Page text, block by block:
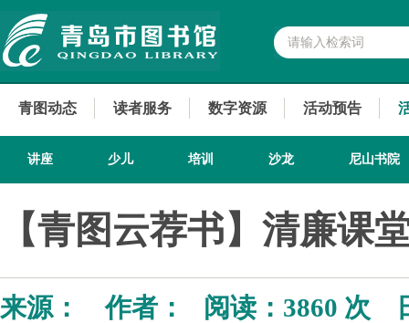
青图动态 读者服务 数字资源 活动预告
讲座 少儿 培训 沙龙 尼山书院
【青图云荐书】清廉
来源： 作者： 阅读： 3860 次